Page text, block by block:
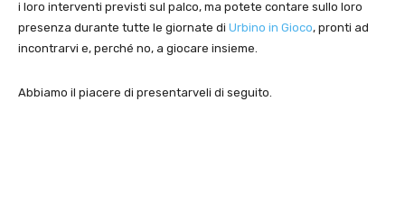
i loro interventi previsti sul palco, ma potete contare sullo loro
presenza durante tutte le giornate di Urbino in Gioco, pronti ad
incontrarvi e, perché no, a giocare insieme.
Abbiamo il piacere di presentarveli di seguito.